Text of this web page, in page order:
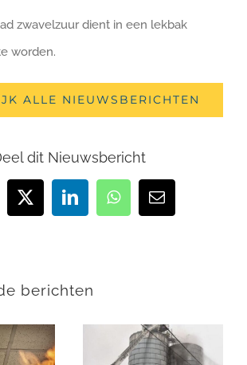
zwavelzuur dient in een lekbak
worden.
ALLE NIEUWSBERICHTEN
dit Nieuwsbericht
X LinkedInWhatsApp
E-
mail
berichten